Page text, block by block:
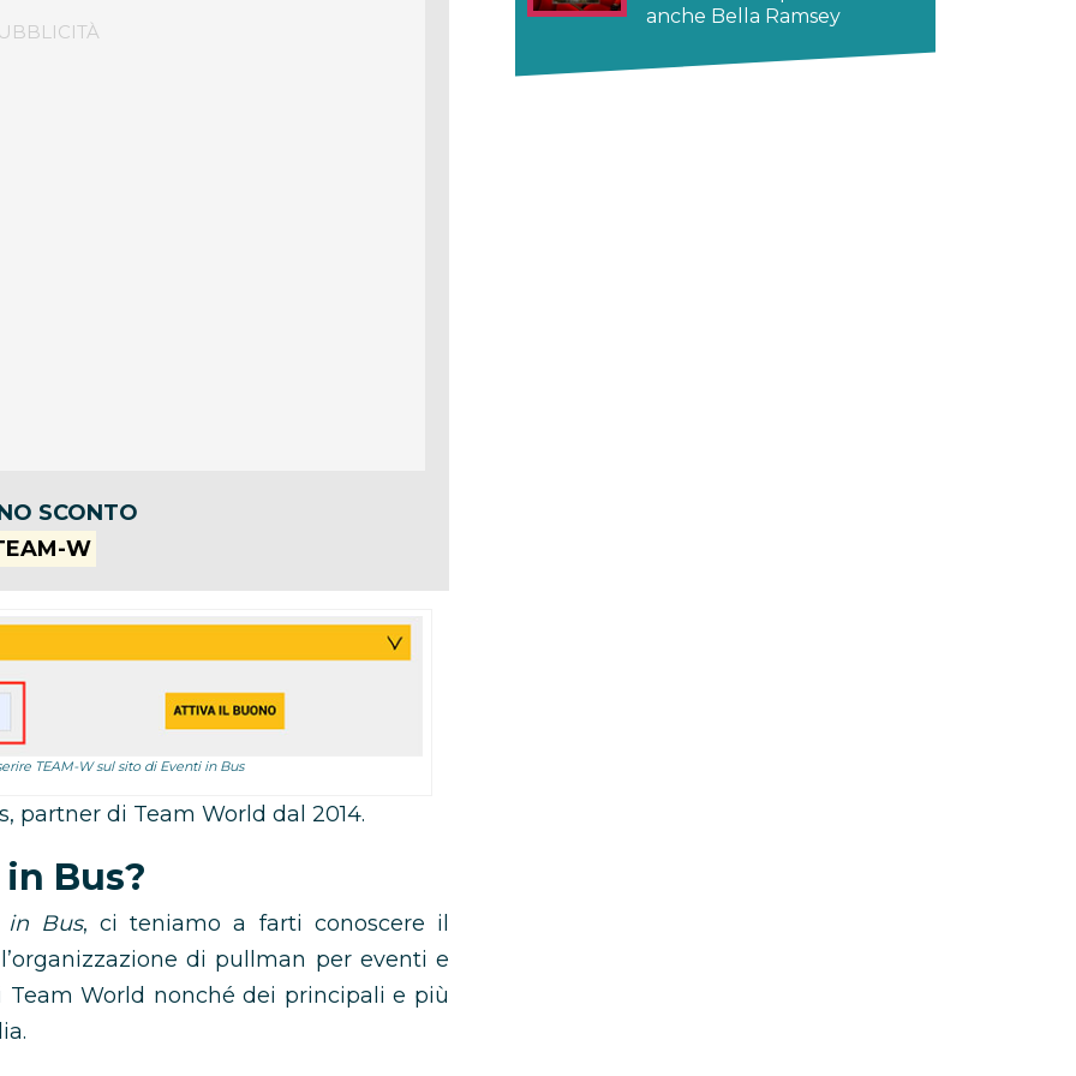
SCONTO
W
TEAM-W sul sito di Eventi in Bus
partner di Team World dal 2014.
Bus?
in Bus, ci teniamo a farti conoscere il
di pullman per eventi e
World nonché dei principali e più
anche Bella Ramsey